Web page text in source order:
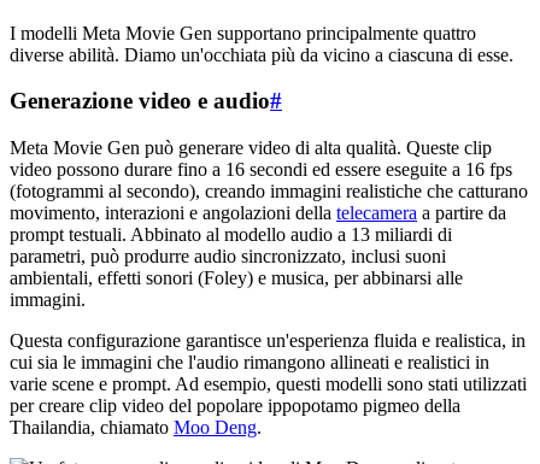
I modelli Meta Movie Gen supportano principalmente quattro
diverse abilità. Diamo un'occhiata più da vicino a ciascuna di esse.
Generazione video e audio#
Meta Movie Gen può generare video di alta qualità. Queste clip
video possono durare fino a 16 secondi ed essere eseguite a 16 fps
(fotogrammi al secondo), creando immagini realistiche che catturano
movimento, interazioni e angolazioni della telecamera a partire da
prompt testuali. Abbinato al modello audio a 13 miliardi di
parametri, può produrre audio sincronizzato, inclusi suoni
ambientali, effetti sonori (Foley) e musica, per abbinarsi alle
immagini.
Questa configurazione garantisce un'esperienza fluida e realistica, in
cui sia le immagini che l'audio rimangono allineati e realistici in
varie scene e prompt. Ad esempio, questi modelli sono stati utilizzati
per creare clip video del popolare ippopotamo pigmeo della
Thailandia, chiamato Moo Deng.